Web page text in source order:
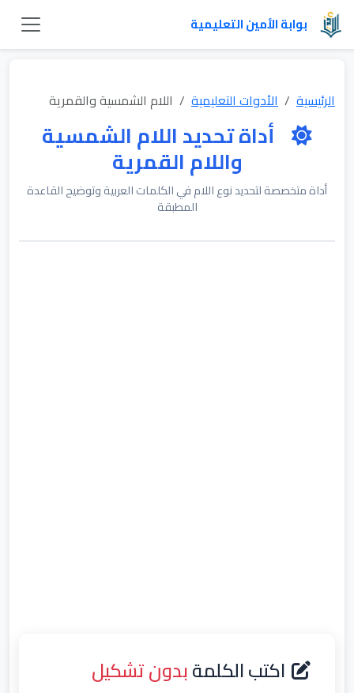
بوابة الأمين التعليمية
الرئيسية الأدوات التعليمية اللام الشمسية والقمرية
أداة تحديد اللام الشمسية
واللام القمرية
أداة متخصصة لتحديد نوع اللام في الكلمات العربية وتوضيح القاعدة
المطبقة
اكتب الكلمةبدون تشكيل